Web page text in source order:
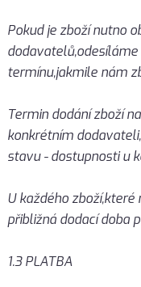
Pokud je zboží nutno
termínu,jakmile nám
Termin dodání zboží
konkrétním
stavu - dostupnosti u
U každého
přibližná dodací doba
1.3 PLATBA